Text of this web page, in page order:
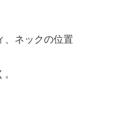
、ネックの位置